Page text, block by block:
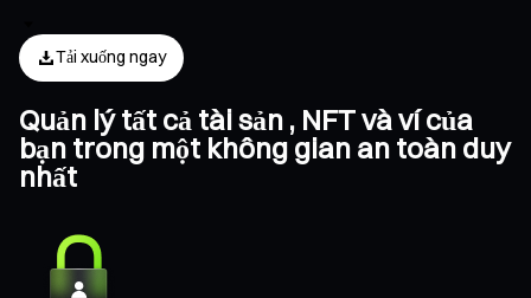
Tải xuống ngay
Quản lý tất cả tài sản , NFT và ví của
bạn trong một không gian an toàn duy
nhất